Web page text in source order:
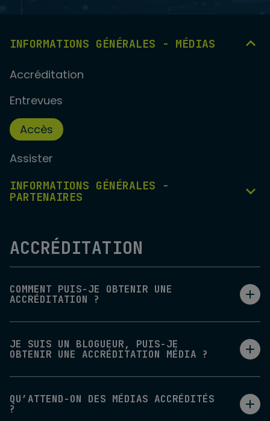
INFORMATIONS GÉNÉRALES - MÉDIAS
Accréditation
Entrevues
Accès
Assister
INFORMATIONS GÉNÉRALES -
PARTENAIRES
ACCRÉDITATION
COMMENT PUIS-JE OBTENIR UNE
ACCRÉDITATION ?
JE SUIS UN BLOGUEUR, PUIS-JE
OBTENIR UNE ACCRÉDITATION MÉDIA ?
QU’ATTEND-ON DES MÉDIAS ACCRÉDITÉS
?